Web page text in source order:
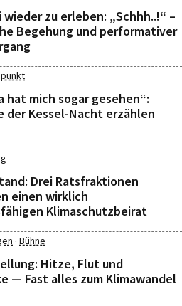
wieder zu erleben: „Schhh..!“ –
Begehung und performativer
hat mich sogar gesehen“:
der Kessel-Nacht erzählen
Drei Ratsfraktionen
einen wirklich
Klimaschutzbeirat
· Bühne
Hitze, Flut und
— Fast alles zum Klimawandel